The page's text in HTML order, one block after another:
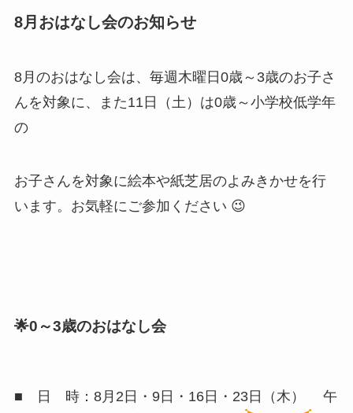
8月おはなし会のお知らせ
8月のおはなし会は、毎週木曜日0歳～3歳のお子さ
んを対象に、また11日（土）は0歳～小学校低学年
の
お子さんを対象に絵本や紙芝居のよみきかせを行
います。お気軽にご参加ください 😉
🌟0～3歳のおはなし会
■ 日 時：8月2日・9日・16日・23日（木） 午